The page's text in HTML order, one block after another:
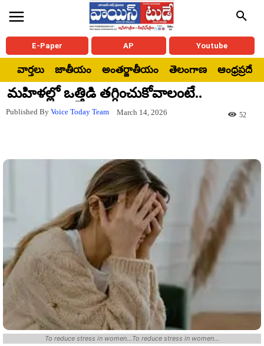
E-Paper AP Youtube
వార్తలు జాతీయం అంతర్జాతీయం తెలంగాణ ఆంధ్రప్రదేశ్
మహిళల్లో ఒత్తిడి తగ్గించుకోవాలంటే..
Published By Voice Today Team March 14, 2026 52
To reduce stress in women...To reduce stress in women...